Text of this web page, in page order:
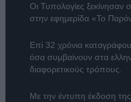
Οι Τυπολογίες ξεκίνησαν
στην εφημερίδα «Το
Επί 32 χρόνια
όσα συμβαίνουν στα
διαφορετικούς τρόπους.
Με την έντυπη έκδοση